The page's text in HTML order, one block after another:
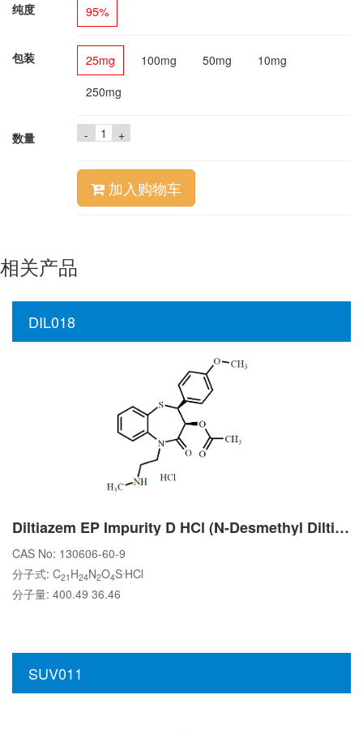
纯度 95%
包装 25mg 100mg 50mg
10mg
250mg
数量 - +
加入购物车
相关产品
DIL018
Diltiazem EP Impurity D HCl (N-Desmethyl Diltiazem HCl)
CAS No: 130606-60-9
分子式: C21 H24N2O4S HCl
分子量: 400.49 36.46
SUV011